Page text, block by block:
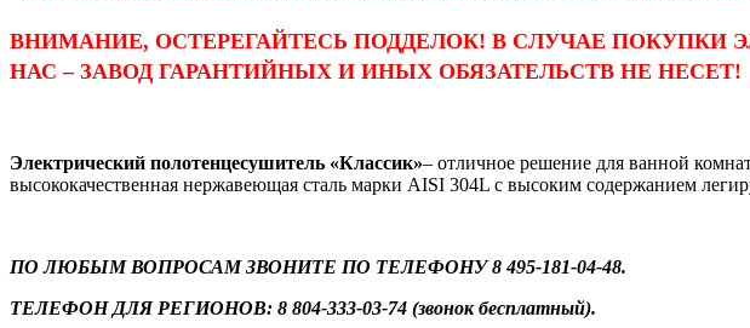
ВНИМАНИЕ, ОСТЕРЕГАЙТЕСЬ ПОДДЕЛОК! В СЛУЧАЕ ПОКУПКИ
НАС – ЗАВОД ГАРАНТИЙНЫХ И ИНЫХ ОБЯЗАТЕЛЬСТВ НЕ НЕСЕТ!
Электрический полотенцесушитель «Классик»– отличное решение для ванной
высококачественная нержавеющая сталь марки AISI 304L с высоким содержанием
ПО ЛЮБЫМ ВОПРОСАМ ЗВОНИТЕ ПО ТЕЛЕФОНУ 8 495-181-04-48.
ТЕЛЕФОН ДЛЯ РЕГИОНОВ: 8 804-333-03-74 (звонок бесплатный).